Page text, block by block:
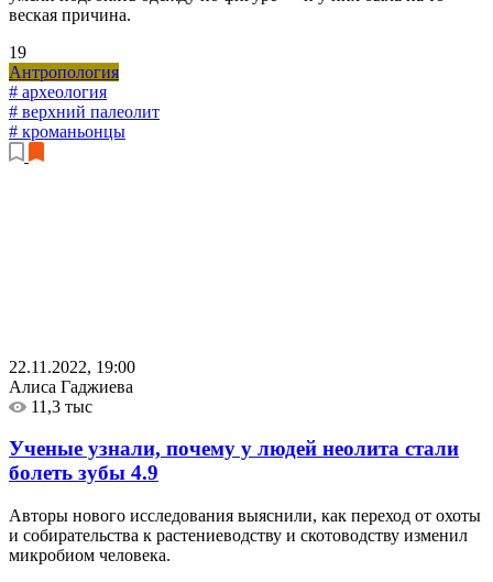
веская причина.
19
Антропология
# археология
# верхний палеолит
# кроманьонцы
22.11.2022, 19:00
Алиса Гаджиева
11,3 тыс
Ученые узнали, почему у людей неолита стали
болеть зубы 4.9
Авторы нового исследования выяснили, как переход от охоты
и собирательства к растениеводству и скотоводству изменил
микробиом человека.